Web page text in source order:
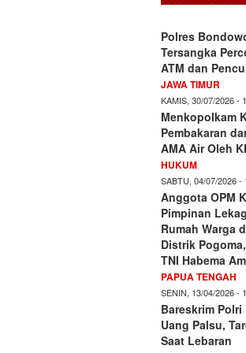
Polres
Tersangka
ATM dan
JAWA TIMUR
KAMIS, 30/07/2026 -
Menkopolkam
Pembakaran
AMA Air Oleh
HUKUM
SABTU, 04/07/2026 -
Anggota OPM
Pimpinan
Rumah Warga
Distrik
TNI Habema
PAPUA TENGAH
SENIN, 13/04/2026 -
Bareskrim
Uang Palsu,
Saat Lebaran